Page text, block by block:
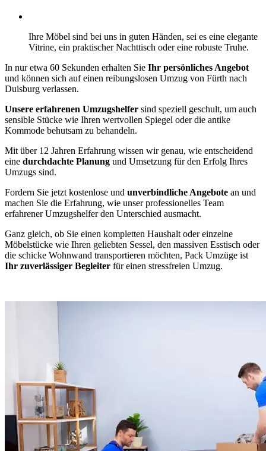
Ihre Möbel sind bei uns in guten Händen, sei es eine elegante
Vitrine, ein praktischer Nachttisch oder eine robuste Truhe.
In nur etwa 60 Sekunden erhalten Sie Ihr persönliches Angebot
und können sich auf einen reibungslosen Umzug von Fürth nach
Duisburg verlassen.
Unsere erfahrenen Umzugshelfer sind speziell geschult, um auch
sensible Stücke wie Ihren wertvollen Spiegel oder die antike
Kommode behutsam zu behandeln.
Mit über 12 Jahren Erfahrung wissen wir genau, wie entscheidend
eine durchdachte Planung und Umsetzung für den Erfolg Ihres
Umzugs sind.
Fordern Sie jetzt kostenlose und unverbindliche Angebote an und
machen Sie die Erfahrung, wie unser professionelles Team
erfahrener Umzugshelfer den Unterschied ausmacht.
Ganz gleich, ob Sie einen kompletten Haushalt oder einzelne
Möbelstücke wie Ihren geliebten Sessel, den massiven Esstisch oder
die schicke Wohnwand transportieren möchten, Pack Umzüge ist
Ihr zuverlässiger Begleiter für einen stressfreien Umzug.